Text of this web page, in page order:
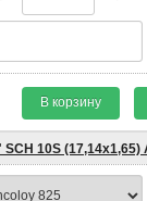
В корзину
10S (17,14х1,65)